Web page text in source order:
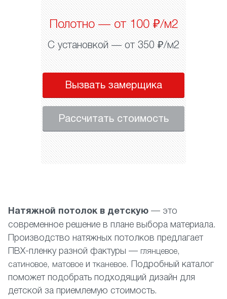
Полотно — от 100 ₽/м2
С установкой — от 350 ₽/м2
Вызвать замерщика
Рассчитать стоимость
Натяжной потолок в детскую — это
современное решение в плане выбора материала.
Производство натяжных потолков предлагает
ПВХ-пленку разной фактуры — глянцевое,
сатиновое, матовое итканевое. Подробный каталог
поможет подобрать подходящий дизайн для
детской за приемлемую стоимость.